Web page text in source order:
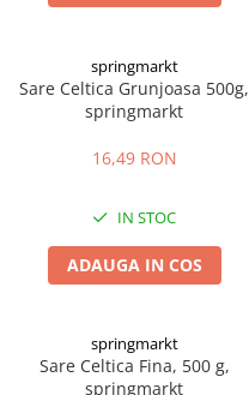
Cardiovasculare
Imunitate
Memorie
Produse sanatate sexuala
Produse pentru Ea
Produse pentru sportivi
Suplimente fitness
Batoane proteice
Ulei CBD
Produse instant
Atelierul de cafea si ceaiuri
Ceaiuri simple
Ceaiuri medicinale compuse
springmarkt
Sare Celtica Grunjoasa 500g,
springmarkt
16,49 RON
IN STOC
ADAUGA IN COS
springmarkt
Sare Celtica Fina, 500 g,
springmarkt